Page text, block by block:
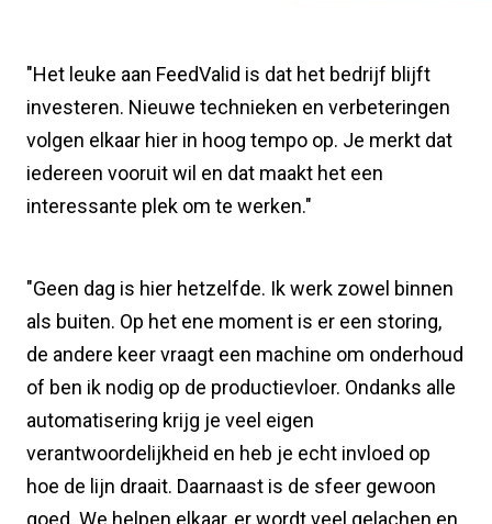
"Het leuke aan FeedValid is dat het bedrijf blijft
investeren. Nieuwe technieken en verbeteringen
volgen elkaar hier in hoog tempo op. Je merkt dat
iedereen vooruit wil en dat maakt het een
interessante plek om te werken."
"Geen dag is hier hetzelfde. Ik werk zowel binnen
als buiten. Op het ene moment is er een storing,
de andere keer vraagt een machine om onderhoud
of ben ik nodig op de productievloer. Ondanks alle
automatisering krijg je veel eigen
verantwoordelijkheid en heb je echt invloed op
hoe de lijn draait. Daarnaast is de sfeer gewoon
goed. We helpen elkaar, er wordt veel gelachen en